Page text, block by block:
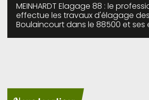
MEINHARDT Elagage 88 : le
effectue les travaux d'élagage
Boulaincourt dans le 88500 et ses